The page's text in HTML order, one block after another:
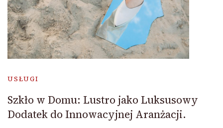
USŁUGI
Szkło w Domu: Lustro jako Luksusowy
Dodatek do Innowacyjnej Aranżacji.